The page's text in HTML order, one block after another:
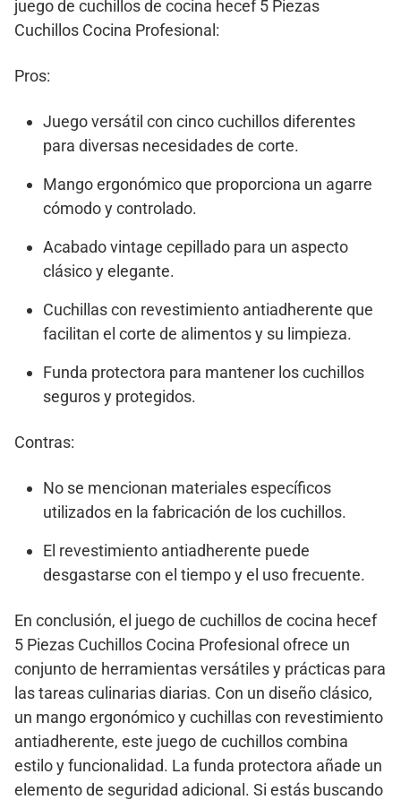
juego de cuchillos de cocina hecef 5 Piezas
Cuchillos Cocina Profesional:
Pros:
Juego versátil con cinco cuchillos diferentes
para diversas necesidades de corte.
Mango ergonómico que proporciona un agarre
cómodo y controlado.
Acabado vintage cepillado para un aspecto
clásico y elegante.
Cuchillas con revestimiento antiadherente que
facilitan el corte de alimentos y su limpieza.
Funda protectora para mantener los cuchillos
seguros y protegidos.
Contras:
No se mencionan materiales específicos
utilizados en la fabricación de los cuchillos.
El revestimiento antiadherente puede
desgastarse con el tiempo y el uso frecuente.
En conclusión, el juego de cuchillos de cocina hecef
5 Piezas Cuchillos Cocina Profesional ofrece un
conjunto de herramientas versátiles y prácticas para
las tareas culinarias diarias. Con un diseño clásico,
un mango ergonómico y cuchillas con revestimiento
antiadherente, este juego de cuchillos combina
estilo y funcionalidad. La funda protectora añade un
elemento de seguridad adicional. Si estás buscando